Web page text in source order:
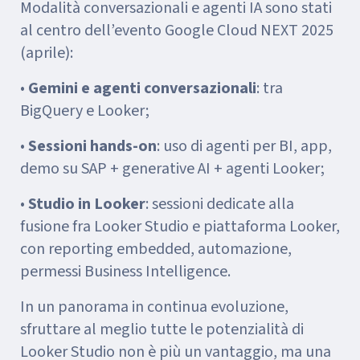
Modalità conversazionali e agenti IA sono stati
al centro dell’evento Google Cloud NEXT 2025
(aprile):
• Gemini e agenti conversazionali: tra
BigQuery e Looker;
•Sessioni hands-on: uso di agenti per BI, app,
demo su SAP + generative AI + agenti Looker;
•Studio in Looker: sessioni dedicate alla
fusione fra Looker Studio e piattaforma Looker,
con reporting embedded, automazione,
permessi Business Intelligence.
In un panorama in continua evoluzione,
sfruttare al meglio tutte le potenzialità di
Looker Studio non è più un vantaggio, ma una